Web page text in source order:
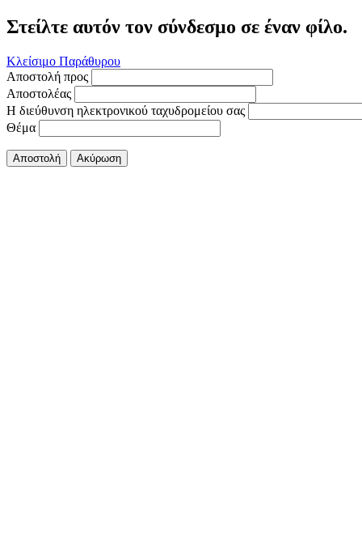
Στείλτε αυτόν τον σύνδεσμο σε έναν φίλο.
Κλείσιμο Παράθυρου
Αποστολή προς
Αποστολέας
Η διεύθυνση ηλεκτρονικού ταχυδρομείου σας
Θέμα
Αποστολή Ακύρωση